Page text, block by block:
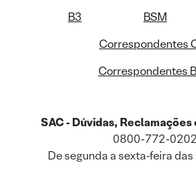
B3 BSM
Correspondentes
Correspondentes
SAC - Dúvidas,
0800-772-0202
De segunda a sexta-feira